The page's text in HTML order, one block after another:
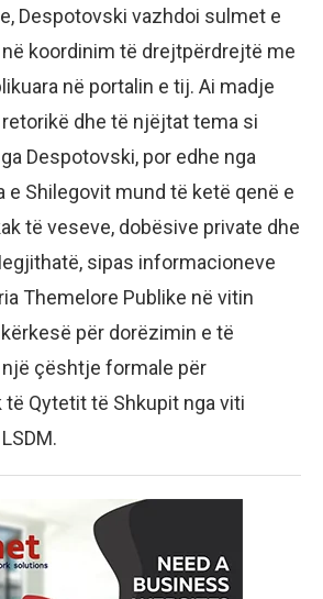
Despotovski vazhdoi sulmet e
koordinim të drejtpërdrejtë me
në portalin e tij. Ai madje
dhe të njëjtat tema si
Despotovski, por edhe nga
e Shilegovit mund të ketë qenë e
të veseve, dobësive private dhe
sipas informacioneve
Themelore Publike në vitin
për dorëzimin e të
çështje formale për
Qytetit të Shkupit nga viti